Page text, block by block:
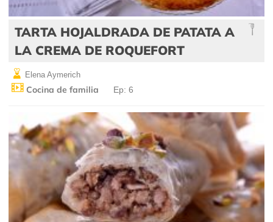
TARTA HOJALDRADA DE PATATA A
LA CREMA DE ROQUEFORT
Elena Aymerich
Cocina de familia Ep: 6